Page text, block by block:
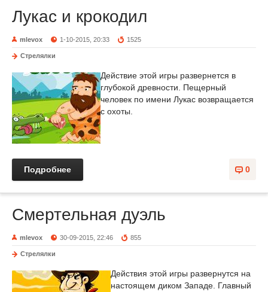
Лукас и крокодил
mlevox 1-10-2015, 20:33 1525
Стрелялки
Действие этой игры развернется в
глубокой древности. Пещерный
человек по имени Лукас возвращается
с охоты.
0
Подробнее
Смертельная дуэль
mlevox 30-09-2015, 22:46 855
Стрелялки
Действия этой игры развернутся на
настоящем диком Западе. Главный